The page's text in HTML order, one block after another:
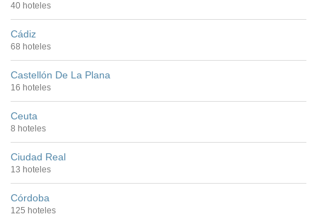
40 hoteles
Cádiz
68 hoteles
Castellón De La Plana
16 hoteles
Ceuta
8 hoteles
Ciudad Real
13 hoteles
Córdoba
125 hoteles